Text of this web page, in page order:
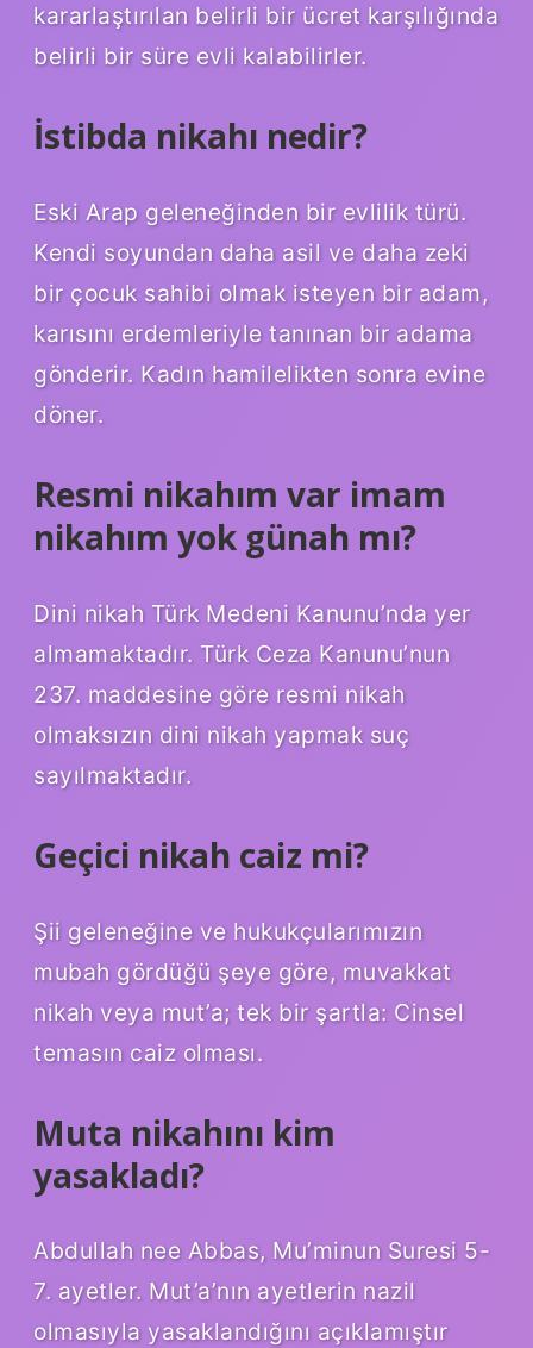
kararlaştırılan belirli bir ücret karşılığında
belirli bir süre evli kalabilirler.
İstibda nikahı nedir?
Eski Arap geleneğinden bir evlilik türü.
Kendi soyundan daha asil ve daha zeki
bir çocuk sahibi olmak isteyen bir adam,
karısını erdemleriyle tanınan bir adama
gönderir. Kadın hamilelikten sonra evine
döner.
Resmi nikahım var imam
nikahım yok günah mı?
Dini nikah Türk Medeni Kanunu’nda yer
almamaktadır. Türk Ceza Kanunu’nun
237. maddesine göre resmi nikah
olmaksızın dini nikah yapmak suç
sayılmaktadır.
Geçici nikah caiz mi?
Şii geleneğine ve hukukçularımızın
mubah gördüğü şeye göre, muvakkat
nikah veya mut’a; tek bir şartla: Cinsel
temasın caiz olması.
Muta nikahını kim
yasakladı?
Abdullah nee Abbas, Mu’minun Suresi 5-
7. ayetler. Mut’a’nın ayetlerin nazil
olmasıyla yasaklandığını açıklamıştır